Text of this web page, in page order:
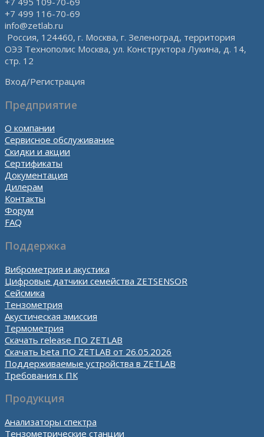
+7 499 116-70-69
info@zetlab.ru
Россия, 124460, г. Москва, г. Зеленоград, территория
ОЭЗ Технополис Москва, ул. Конструктора Лукина, д. 14,
стр. 12
Вход/Регистрация
Предприятие
О компании
Сервисное обслуживание
Скидки и акции
Сертификаты
Документация
Дилерам
Контакты
Форум
FAQ
Поддержка
Виброметрия и акустика
Цифровые датчики семейства ZETSENSOR
Сейсмика
Тензометрия
Акустическая эмиссия
Термометрия
Скачать release ПО ZETLAB
Скачать beta ПО ZETLAB от 26.05.2026
Поддерживаемые устройства в ZETLAB
Требования к ПК
Продукция
Анализаторы спектра
Тензометрические станции